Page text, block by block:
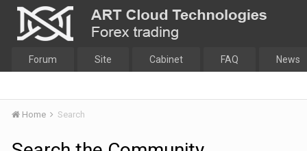
Forum Site Cabinet FAQ News
Home Search